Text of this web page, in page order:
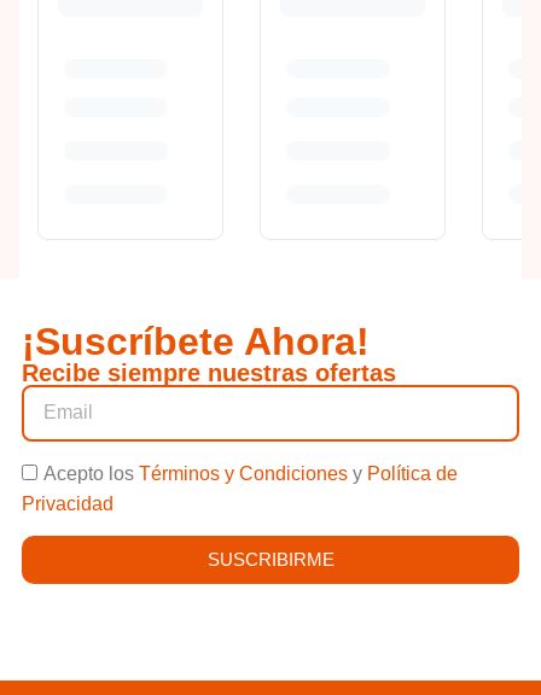
¡Suscríbete Ahora!
Recibe siempre nuestras ofertas
Acepto los Términos y Condicionesy Política de
Privacidad
SUSCRIBIRME